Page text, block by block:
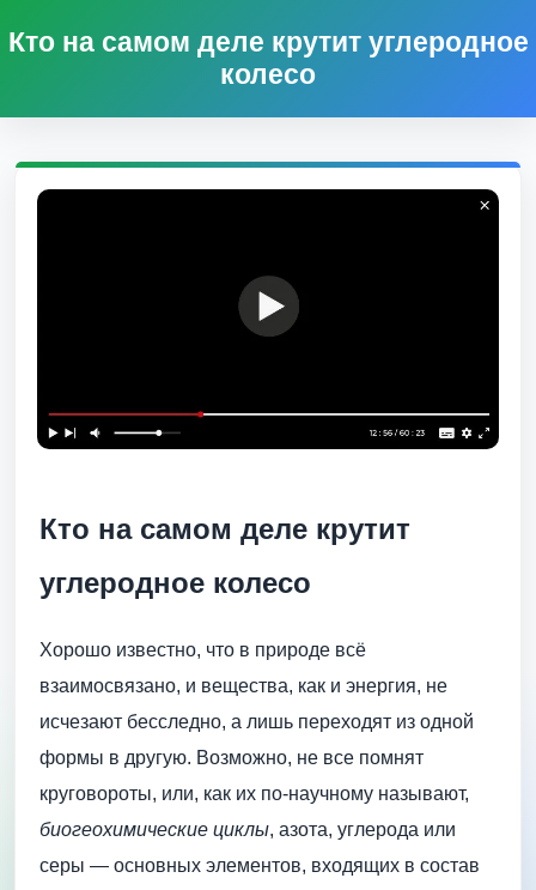
Кто на самом деле крутит углеродное
колесо
Кто на самом деле крутит
углеродное колесо
Хорошо известно, что в природе всё
взаимосвязано, и вещества, как и энергия, не
исчезают бесследно, а лишь переходят из одной
формы в другую. Возможно, не все помнят
круговороты, или, как их по-научному называют,
биогеохимические циклы, азота, углерода или
серы — основных элементов, входящих в состав